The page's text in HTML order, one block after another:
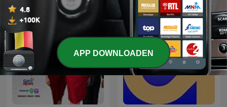
APP DOWNLOADEN